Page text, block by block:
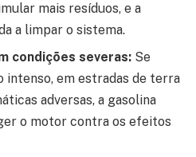
mais resíduos, e a
a limpar o sistema.
condições severas: Se
intenso, em estradas de terra
adversas, a gasolina
o motor contra os efeitos